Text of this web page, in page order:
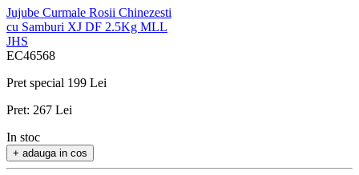
Jujube Curmale Rosii Chinezesti
cu Samburi XJ DF 2.5Kg MLL
JHS
In stoc
+ adauga in cos